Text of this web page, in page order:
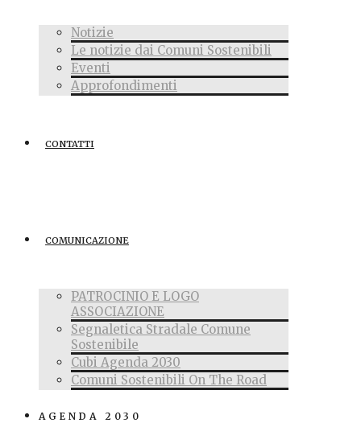
Notizie
Le notizie dai Comuni Sostenibili
Eventi
Approfondimenti
CONTATTI
COMUNICAZIONE
PATROCINIO E LOGO
ASSOCIAZIONE
Segnaletica Stradale Comune
Sostenibile
Cubi Agenda 2030
Comuni Sostenibili On The Road
AGENDA 2030